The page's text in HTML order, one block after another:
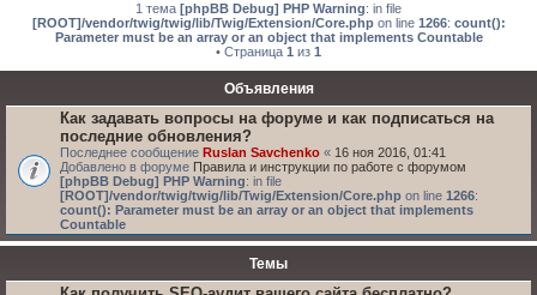
1 тема [phpBB Debug] PHP Warning: in file
[ROOT]/vendor/twig/twig/lib/Twig/Extension/Core.phpon line 1266: count():
Parameter must be an array or an object that implements Countable
• Страница 1 из 1
Объявления
Как задавать вопросы на форуме и как подписаться на
последние обновления?
Последнее сообщение Ruslan Savchenko « 16 ноя 2016, 01:41
Добавлено в форуме Правила и инструкции по работе с форумом
[phpBB Debug] PHP Warning: in file
[ROOT]/vendor/twig/twig/lib/Twig/Extension/Core.php on line 1266:
count(): Parameter must be an array or an object that implements
Countable
Темы